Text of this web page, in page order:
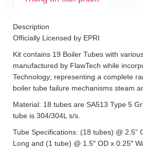
Description
Officially Licensed by EPRI
Kit contains 19 Boiler Tubes with
manufactured by FlawTech while
Technology; representing a complete
boiler tube failure mechanisms steam
Material: 18 tubes are SA513 Type 5
tube is 304/304L s/s.
Tube Specifications: (18 tubes) @ 2.5”
Long and (1 tube) @ 1.5″ OD x 0.25″